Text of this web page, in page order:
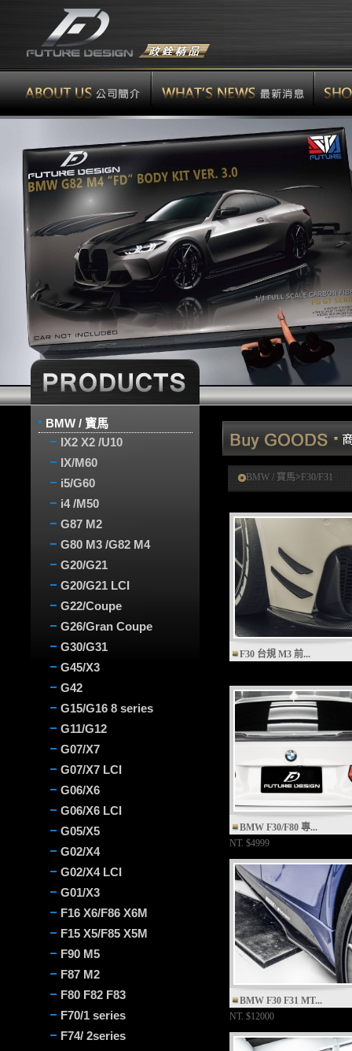
BMW / 寳馬
IX2 X2 /U10
IX/M60
i5/G60
i4 /M50
G87 M2
G80 M3 /G82 M4
G20/G21
G20/G21 LCI
G22/Coupe
G26/Gran Coupe
G30/G31
G45/X3
G42
G15/G16 8 series
G11/G12
G07/X7
G07/X7 LCI
G06/X6
G06/X6 LCI
G05/X5
G02/X4
G02/X4 LCI
G01/X3
F16 X6/F86 X6M
F15 X5/F85 X5M
F90 M5
F87 M2
F80 F82 F83
F70/1 series
F74/ 2series
BMW / 寳馬>F30/F31
F30 台規 M3 前...
BMW F30/F80 專...
NT. $4999
BMW F30 F31 MT...
NT. $12000